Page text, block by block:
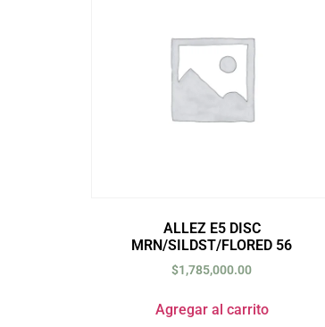
ALLEZ E5 DISC
MRN/SILDST/FLORED 56
$1,785,000.00
Agregar al carrito